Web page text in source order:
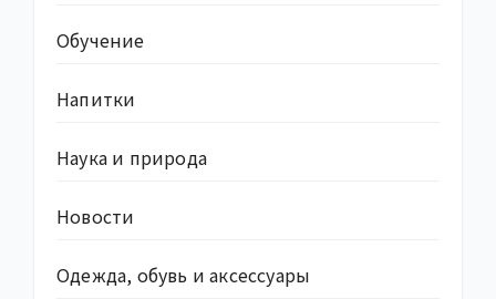
Обучение
Напитки
Наука и природа
Новости
Одежда, обувь и аксессуары